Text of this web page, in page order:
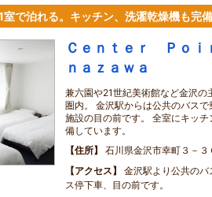
室で泊れる。キッチン、洗濯乾燥機も完備
Ｃｅｎｔｅｒ Ｐｏ
ｎａｚａｗａ
兼六園や21世紀美術館など金沢の
圏内。 金沢駅からは公共のバス
施設の目の前です。 全室にキッ
備しています。
住所
石川県金沢市幸町３－３
アクセス
金沢駅より公共の
ス停下車、目の前です。